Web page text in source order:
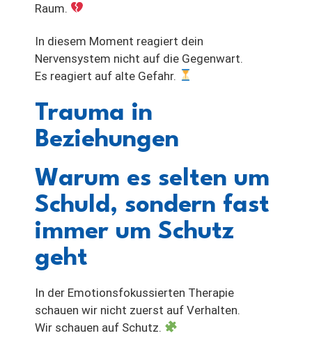
Raum.
In diesem Moment reagiert dein
Nervensystem nicht auf die Gegenwart.
Es reagiert auf alte Gefahr.
Trauma in
Beziehungen
Warum es selten um
Schuld, sondern fast
immer um Schutz
geht
In der Emotionsfokussierten Therapie
schauen wir nicht zuerst auf Verhalten.
Wir schauen auf Schutz.